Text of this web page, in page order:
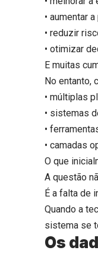
• aumentar
• reduzir
• otimizar
E muitas
No entanto,
• múltiplas
• sistemas
•
• camadas
O que
A questão
É a falta de
Quando a
sistema se
Os